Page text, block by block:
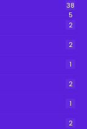
38
5
2
2
1
2
1
2